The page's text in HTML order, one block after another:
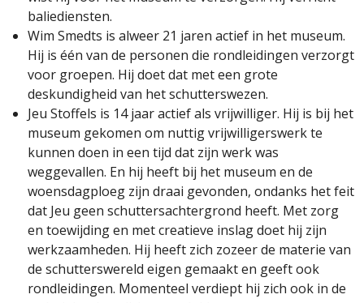
baliediensten.
Wim Smedts is alweer 21 jaren actief in het museum.
Hij is één van de personen die rondleidingen verzorgt
voor groepen. Hij doet dat met een grote
deskundigheid van het schutterswezen.
Jeu Stoffels is 14 jaar actief als vrijwilliger. Hij is bij het
museum gekomen om nuttig vrijwilligerswerk te
kunnen doen in een tijd dat zijn werk was
weggevallen. En hij heeft bij het museum en de
woensdagploeg zijn draai gevonden, ondanks het feit
dat Jeu geen schuttersachtergrond heeft. Met zorg
en toewijding en met creatieve inslag doet hij zijn
werkzaamheden. Hij heeft zich zozeer de materie van
de schutterswereld eigen gemaakt en geeft ook
rondleidingen. Momenteel verdiept hij zich ook in de